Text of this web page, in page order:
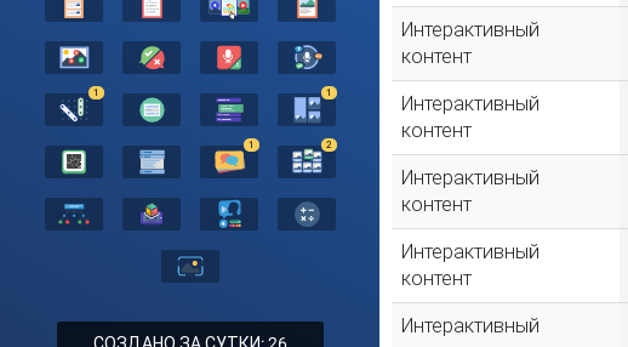
1 1
1 2
Интерактивный
контент
Интерактивный
контент
Интерактивный
контент
Интерактивный
контент
Интерактивный